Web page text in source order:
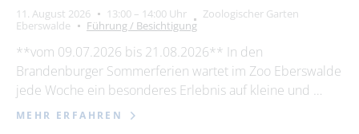
11. August 2026 13:00 – 14:00 Uhr
Zoologischer Garten
Eberswalde
Führung / Besichtigung
**vom 09.07.2026 bis 21.08.2026** In den
Brandenburger Sommerferien wartet im Zoo Eberswalde
jede Woche ein besonderes Erlebnis auf kleine und …
MEHR ERFAHREN